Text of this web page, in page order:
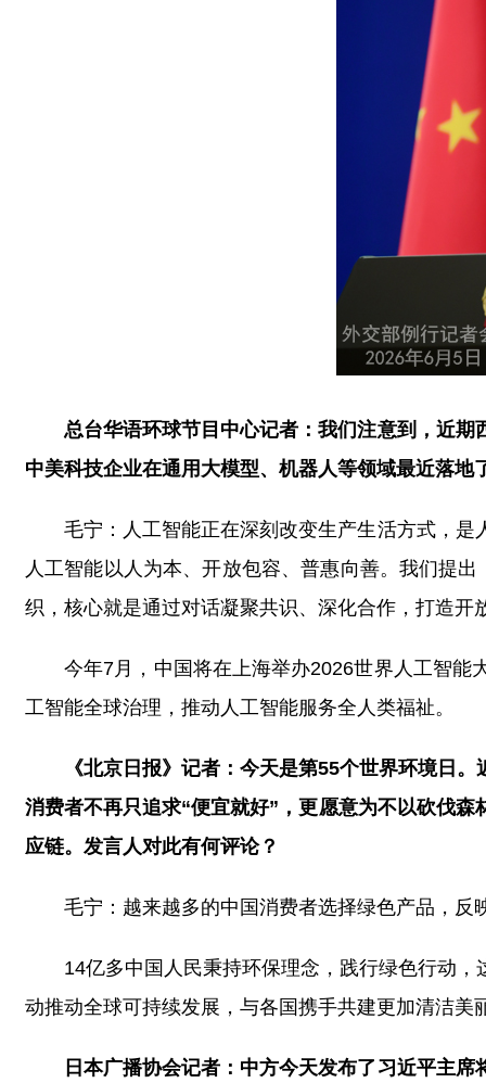
总台华语环球节目中心记者：我们注意到，近
中美科技企业在通用大模型、机器人等领域最近落
毛宁：人工智能正在深刻改变生产生活方式，
人工智能以人为本、开放包容、普惠向善。我们提
织，核心就是通过对话凝聚共识、深化合作，打造
今年7月，中国将在上海举办2026世界人工智能
工智能全球治理，推动人工智能服务全人类福祉。
《北京日报》记者：今天是第55个世界环境日
消费者不再只追求“便宜就好”，更愿意为不以砍伐
应链。发言人对此有何评论？
毛宁：越来越多的中国消费者选择绿色产品，
14亿多中国人民秉持环保理念，践行绿色行动
动推动全球可持续发展，与各国携手共建更加清洁美
日本广播协会记者：中方今天发布了习近平主